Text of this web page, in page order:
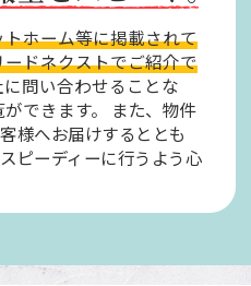
ホーム等に掲載されて
ドネクストでご紹介で
問い合わせることな
できます。
また、物件
様へお届けするととも
ピーディーに行うよう心